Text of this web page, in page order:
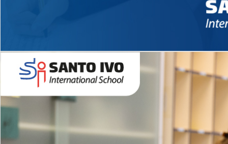
Novidades 2026 High School
EDUCAÇÃO INFANTIL
Inglês todos os dias